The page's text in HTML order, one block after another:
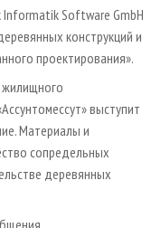
Informatik Software GmbH
конструкций и
проектирования».
выступит
Материалы и
сопредельных
деревянных